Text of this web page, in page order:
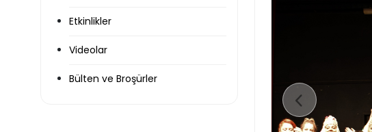
Etkinlikler
Videolar
Bülten ve Broşürler